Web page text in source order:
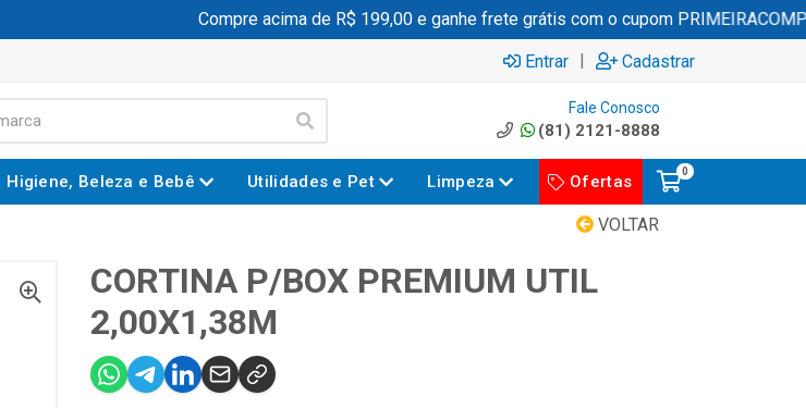
Compre acima de R$ 199,00 e ganhe frete grátis com o cupom PRIMEIRACOMPRA
Entrar | Cadastrar
Fale Conosco
(81) 2121-8888
Higiene, Beleza e Bebê Utilidades e Pet Limpeza Ofertas
0
VOLTAR
CORTINA P/BOX PREMIUM UTIL
2,00X1,38M